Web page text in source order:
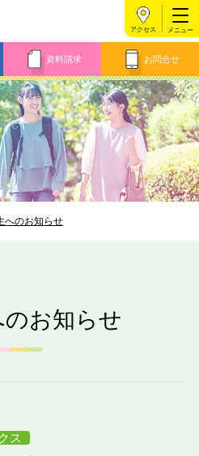
資料請求 お問合せ
アクセス
へのお知らせ
お知らせ
ス